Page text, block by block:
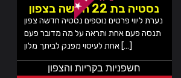
נסטיה בת 22 חדשה בצפון
נערת ליווי פרטים נוספים נסטיה חדשה צפון
תנסה פעם אחת ותראה על מה מדובר פעם
אחת לעיסוי מפנק לביתך מלון […]
חשפניות בקריות והצפון